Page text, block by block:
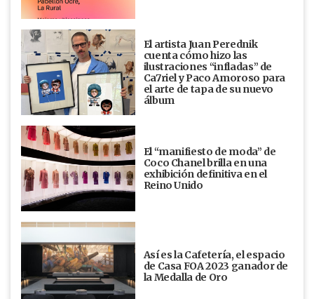
El artista Juan Perednik
cuenta cómo hizo las
ilustraciones “infladas” de
Ca7riel y Paco Amoroso para
el arte de tapa de su nuevo
álbum
El “manifiesto de moda” de
Coco Chanel brilla en una
exhibición definitiva en el
Reino Unido
Así es la Cafetería, el espacio
de Casa FOA 2023 ganador de
la Medalla de Oro